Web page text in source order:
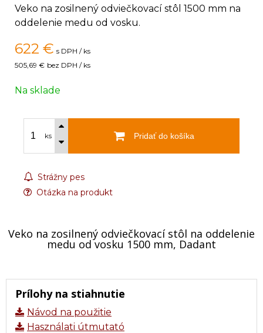
Veko na zosilnený odviečkovací stôl 1500 mm na
oddelenie medu od vosku.
622 € s DPH / ks
505,69 € bez DPH / ks
Na sklade
ks Pridať do košíka
Strážny pes
Otázka na produkt
Veko na zosilnený odviečkovací stôl na oddelenie
medu od vosku 1500 mm, Dadant
Prílohy na stiahnutie
Návod na použitie
Használati útmutató